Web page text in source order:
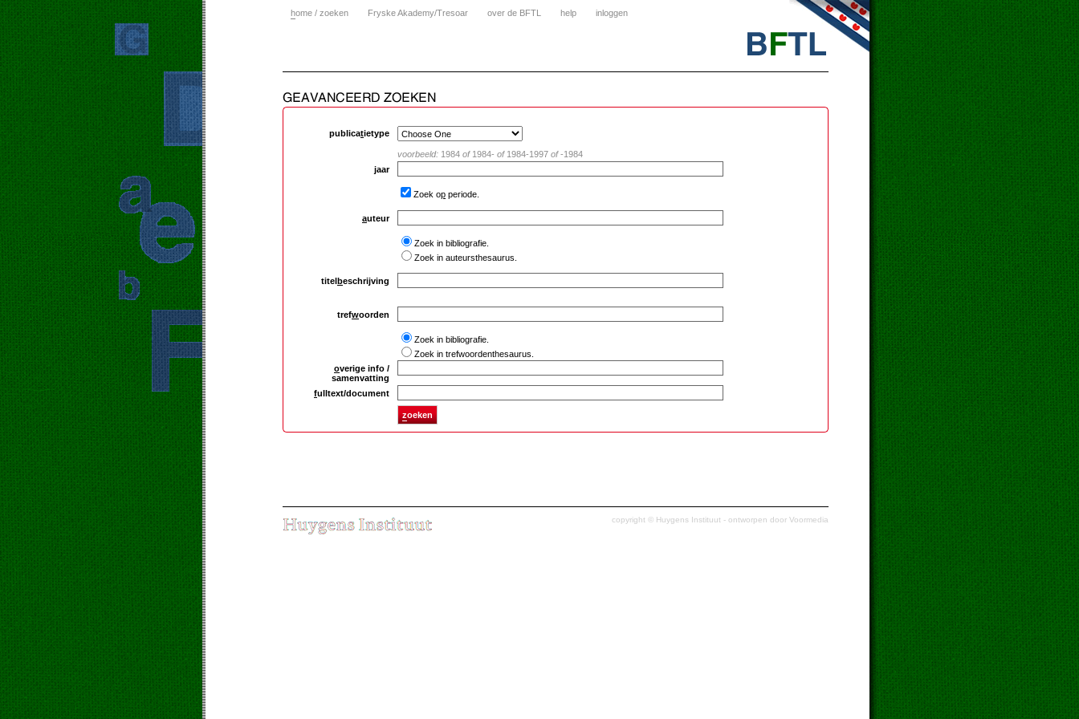
home / zoeken Fryske Akademy/Tresoar over de BFTL help inloggen
publicatietype
voorbeeld: 1984 of1984- of1984-1997 of-1984
jaar
Zoek op periode.
auteur
Zoek in bibliografie.
Zoek in auteursthesaurus.
titelbeschrijving
trefwoorden
Zoek in bibliografie.
Zoek in trefwoordenthesaurus.
overige info /
samenvatting
fulltext/document
zoeken
copyright © Huygens Instituut - ontworpen door Voormedia